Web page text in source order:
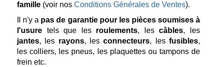
famille (voir nos Conditions Générales de Ventes).
Il n'y a pas de garantie pour les pièces soumises à
l'usure tels que les roulements, lescâbles, les
jantes, les rayons, lesconnecteurs, lesfusibles,
les colliers, les pneus, les plaquettes ou tampons de
frein etc.